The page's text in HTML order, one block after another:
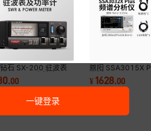
钻石 SX-200 驻波表
计 SX200 高精度
HF VHF
.00
鼎阳 SSA3015X
分析仪
¥1628.00
一键登录